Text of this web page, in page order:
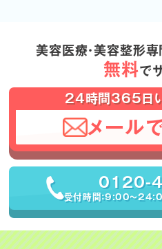
美容医療・美容整形
無料で
24時間365日
メール
0120-
受付時間：9:00〜